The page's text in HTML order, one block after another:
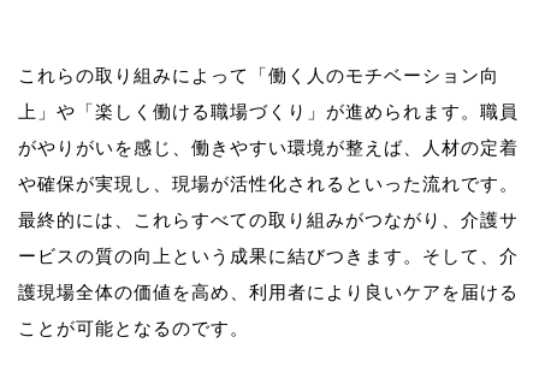
これらの取り組みによって「働く人のモチベーション向
上」や「楽しく働ける職場づくり」が進められます。職員
がやりがいを感じ、働きやすい環境が整えば、人材の定着
や確保が実現し、現場が活性化されるといった流れです。
最終的には、これらすべての取り組みがつながり、介護サ
ービスの質の向上という成果に結びつきます。そして、介
護現場全体の価値を高め、利用者により良いケアを届ける